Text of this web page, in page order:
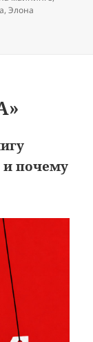
,Элона
почему